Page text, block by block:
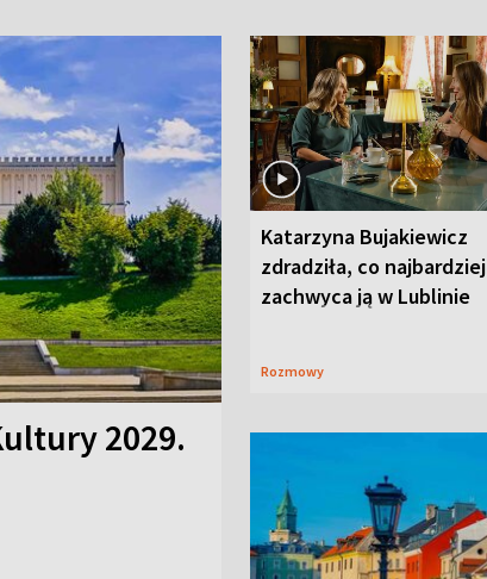
2029.
Katarzyna Bujakiewicz
zdradziła, co najbardziej
zachwyca ją w Lublinie
Rozmowy